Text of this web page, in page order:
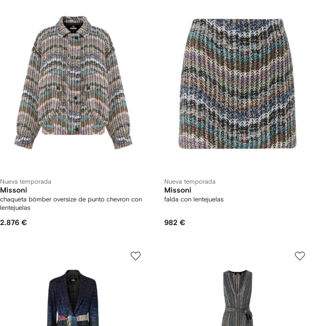
Nueva temporada
Missoni
chaqueta bómber oversize de punto chevron con
lentejuelas
2.876 €
Nueva temporada
Missoni
falda con lentejuelas
982 €